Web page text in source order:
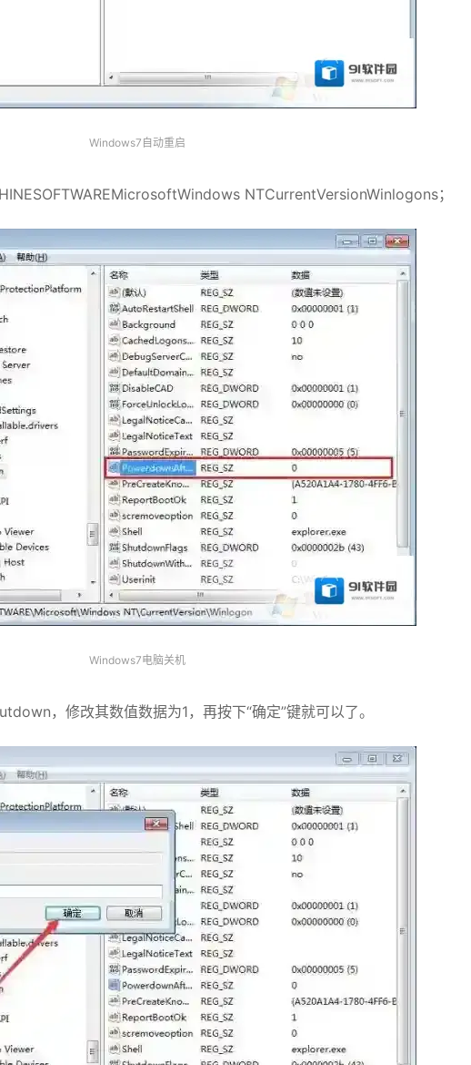
Windows7自动重启
NTCurrentVersionWinlogons；
Windows7电脑关机
，修改其数值数据为1，再按下“确定”键就可以了。